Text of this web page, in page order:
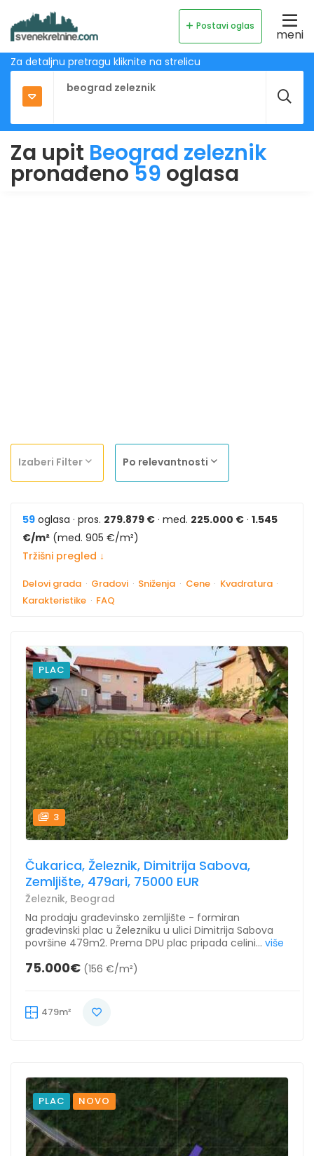
Postavi oglas
meni
Za detaljnu pretragu kliknite na strelicu
Za upit Beograd zeleznik
pronađeno59 oglasa
Izaberi Filter Po relevantnosti
59 oglasa · pros. 279.879 € · med. 225.000 € · 1.545
€/m² (med. 905 €/m²)
Tržišni pregled ↓
Delovi grada · Gradovi · Sniženja · Cene · Kvadratura ·
Karakteristike · FAQ
PLAC
3
Čukarica, Železnik, Dimitrija Sabova,
Zemljište, 479ari, 75000 EUR
Železnik, Beograd
Na prodaju građevinsko zemljište - formiran
građevinski plac u Železniku u ulici Dimitrija Sabova
površine 479m2. Prema DPU plac pripada celini... više
75.000€ (156 €/m²)
479m²
PLAC NOVO